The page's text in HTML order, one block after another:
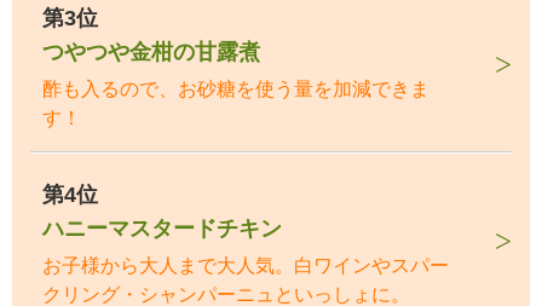
第3位
つやつや金柑の甘露煮
酢も入るので、お砂糖を使う量を加減できま
す！
第4位
ハニーマスタードチキン
お子様から大人まで大人気。白ワインやスパー
クリング・シャンパーニュといっしょに。